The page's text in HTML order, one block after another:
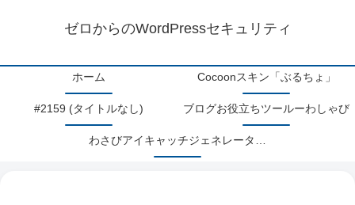
ゼロからのWordPressセキュリティ
ホーム Cocoonスキン「ぶるちょ」
#2159 (タイトルなし) ブログお役立ちツールーわしゃび